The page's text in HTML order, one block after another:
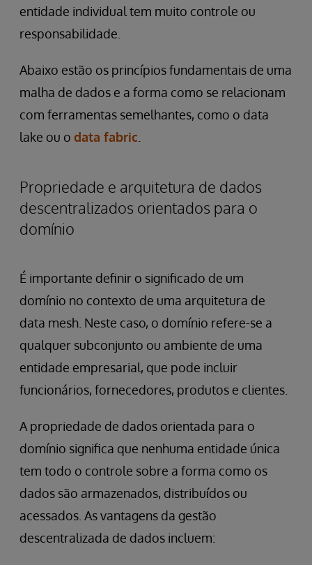
entidade individual tem muito controle ou
responsabilidade.
Abaixo estão os princípios fundamentais de uma
malha de dados e a forma como se relacionam
com ferramentas semelhantes, como o data
lake ou o data fabric
Propriedade e arquitetura de dados
descentralizados orientados para o
domínio
É importante definir o significado de um
domínio no contexto de uma arquitetura de
data mesh. Neste caso, o domínio refere-se a
qualquer subconjunto ou ambiente de uma
entidade empresarial, que pode incluir
funcionários, fornecedores, produtos e clientes.
A propriedade de dados orientada para o
domínio significa que nenhuma entidade única
tem todo o controle sobre a forma como os
dados são armazenados, distribuídos ou
acessados. As vantagens da gestão
descentralizada de dados incluem: